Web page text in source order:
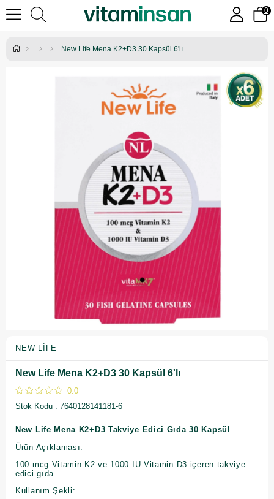
0
New Life Mena K2+D3 30 Kapsül 6'lı
NEW LIFE
New Life Mena K2+D3 30 Kapsül 6'lı
0.0
Stok Kodu
7640128141181-6
New Life Mena K2+D3 Takviye Edici Gıda 30 Kapsül
Ürün Açıklaması:
100 mcg Vitamin K2 ve 1000 IU Vitamin D3 içeren takviye
edici gıda
Kullanım Şekli: